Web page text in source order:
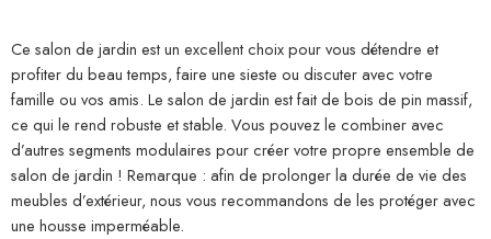
Ce salon de jardin est un excellent choix pour vous détendre et
profiter du beau temps, faire une sieste ou discuter avec votre
famille ou vos amis. Le salon de jardin est fait de bois de pin massif,
ce qui le rend robuste et stable. Vous pouvez le combiner avec
d’autres segments modulaires pour créer votre propre ensemble de
salon de jardin ! Remarque : afin de prolonger la durée de vie des
meubles d’extérieur, nous vous recommandons de les protéger avec
une housse imperméable.